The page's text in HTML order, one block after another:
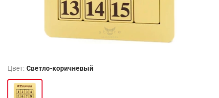
Цвет: Светло-коричневый